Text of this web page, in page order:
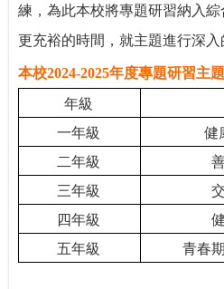
練，為此本校將專題研習納入
更充裕的時間，就主題進行深入
本校2024-2025年度專題研習主
年級
一年級
健
二年級
三年級
四年級
五年級
青春